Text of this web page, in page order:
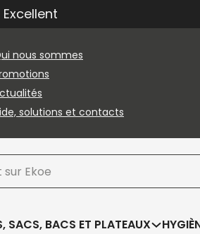
Excellent
nous sommes
solutions et contacts
SACS, BACS ET PLATEAUX